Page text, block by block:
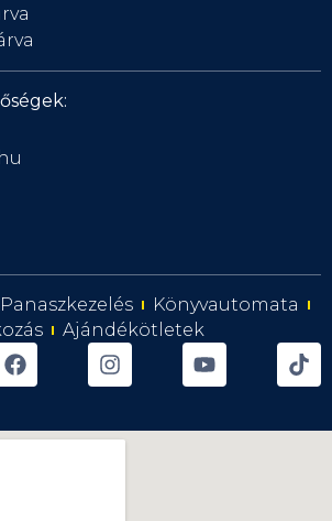
Panaszkezelés
Könyvautomata
Ajándékötletek